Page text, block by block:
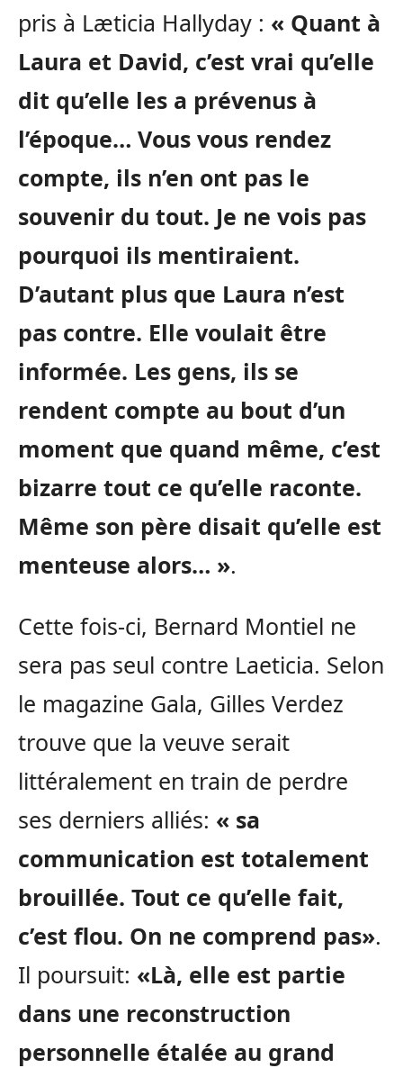
pris à Læticia Hallyday : « Quant à
Laura et David, c’est vrai qu’elle
dit qu’elle les a prévenus à
l’époque… Vous vous rendez
compte, ils n’en ont pas le
souvenir du tout. Je ne vois pas
pourquoi ils mentiraient.
D’autant plus que Laura n’est
pas contre. Elle voulait être
informée. Les gens, ils se
rendent compte au bout d’un
moment que quand même, c’est
bizarre tout ce qu’elle raconte.
Même son père disait qu’elle est
menteuse alors… ».
Cette fois-ci, Bernard Montiel ne
sera pas seul contre Laeticia. Selon
le magazine Gala, Gilles Verdez
trouve que la veuve serait
littéralement en train de perdre
ses derniers alliés: « sa
communication est totalement
brouillée. Tout ce qu’elle fait,
c’est flou. On ne comprend pas».
Il poursuit: «Là, elle est partie
dans une reconstruction
personnelle étalée au grand